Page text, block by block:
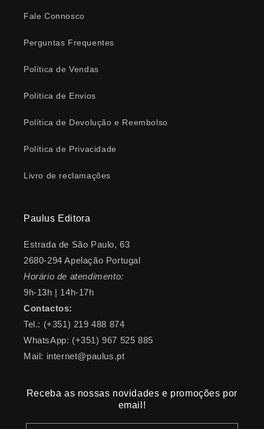
Fale Connosco
Perguntas Frequentes
Política de Vendas
Política de Envios
Política de Devolução e Reembolso
Política de Privacidade
Livro de reclamações
Paulus Editora
Estrada de São Paulo, 63
2680-294 Apelação Portugal
Horário de atendimento:
9h-13h | 14h-17h
Contactos:
Tel.: (+351) 219 488 874
WhatsApp: (+351) 967 525 885
Mail: internet@paulus.pt
Receba as nossas novidades e promoções por
email!